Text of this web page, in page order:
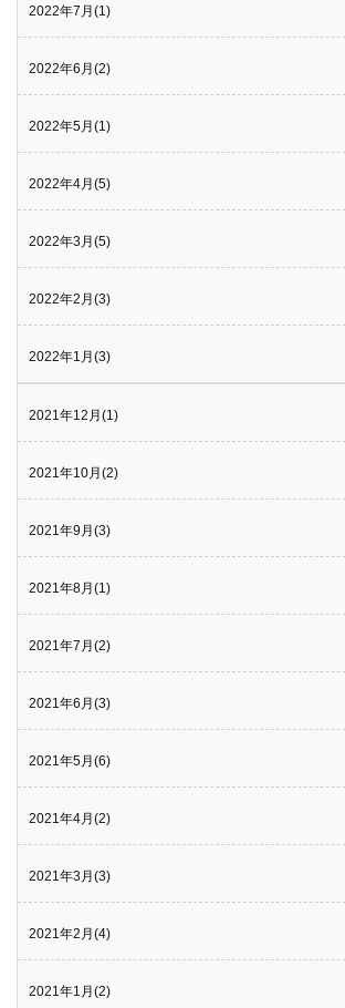
2022年7月(1)
2022年6月(2)
2022年5月(1)
2022年4月(5)
2022年3月(5)
2022年2月(3)
2022年1月(3)
2021年12月(1)
2021年10月(2)
2021年9月(3)
2021年8月(1)
2021年7月(2)
2021年6月(3)
2021年5月(6)
2021年4月(2)
2021年3月(3)
2021年2月(4)
2021年1月(2)